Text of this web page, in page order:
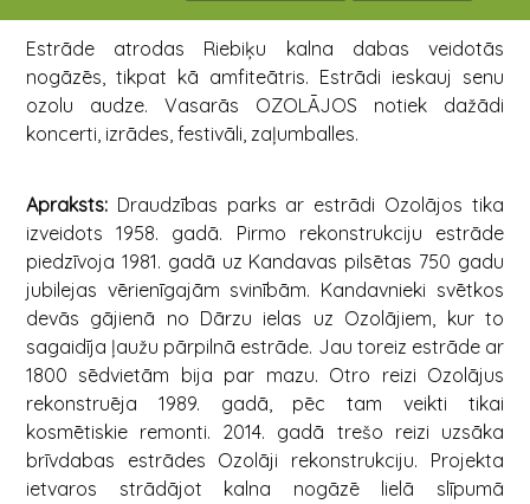
Estrāde atrodas Riebiķu kalna dabas veidotās
nogāzēs, tikpat kā amfiteātris. Estrādi ieskauj senu
ozolu audze. Vasarās OZOLĀJOS notiek dažādi
koncerti, izrādes, festivāli, zaļumballes.
Apraksts: Draudzības parks ar estrādi Ozolājos tika
izveidots 1958. gadā. Pirmo rekonstrukciju estrāde
piedzīvoja 1981. gadā uz Kandavas pilsētas 750 gadu
jubilejas vērienīgajām svinībām. Kandavnieki svētkos
devās gājienā no Dārzu ielas uz Ozolājiem, kur to
sagaidīja ļaužu pārpilnā estrāde. Jau toreiz estrāde ar
1800 sēdvietām bija par mazu. Otro reizi Ozolājus
rekonstruēja 1989. gadā, pēc tam veikti tikai
kosmētiskie remonti. 2014. gadā trešo reizi uzsāka
brīvdabas estrādes Ozolāji rekonstrukciju. Projekta
ietvaros strādājot kalna nogāzē lielā slīpumā